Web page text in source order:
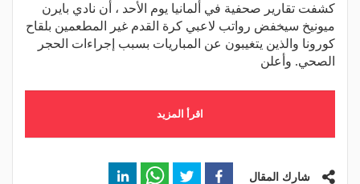
كشفت تقارير صحفية في ألمانيا يوم الأحد ، أن نادي بايرن
ميونيخ سيخفض رواتب لاعبي كرة القدم غير المطعمين بلقاح
كورونا والذين يتغيبون عن المباريات بسبب إجراءات الحجر
الصحي. وأعلن
اقرأ المزيد
شارك المقال